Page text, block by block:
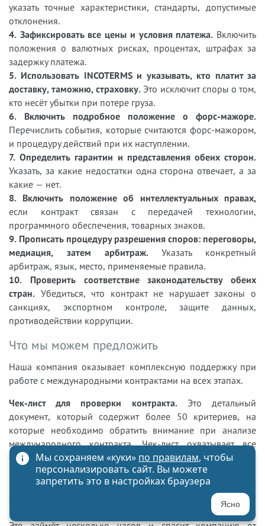
указать точные характеристики, стандарты, допустимые
отклонения.
4. Зафиксировать все цены и условия платежа. Включить
положения о валютных рисках, процентах, штрафах за
задержку платежа.
5. Использовать INCOTERMS и указывать, кто платит за
доставку, таможню, страховку. Это исключит споры о том,
кто несёт убытки при потере груза.
6. Включить подробное положение о форс-мажоре.
Перечислить события, которые считаются форс-мажором,
и процедуру действий при их наступлении.
7. Определить гарантии и представления обеих сторон.
Указать, за какие недостатки одна сторона отвечает, а за
какие — нет.
8. Включить положение об интеллектуальных правах,
если контракт связан с передачей технологии,
программного обеспечения, товарных знаков.
9. Прописать процедуру разрешения споров: переговоры,
медиация, затем арбитраж. Указать конкретный
арбитраж, язык, место, применяемые правила.
10. Проверить соответствие законодательству обеих
стран. Убедиться, что контракт не нарушает законы о
санкциях, экспортном контроле, защите данных,
противодействии коррупции.
Что мы можем предложить
Наша компания оказывает комплексную поддержку при
работе с международными контрактами на всех этапах.
Чек-лист для проверки контракта. Это детальный
документ, который содержит более 50 критериев, на
которые необходимо обратить внимание при анализе
международного контракта. Чек-лист охватывает все
основные риски: применимое право и юрисдикцию,
качество и гарантии, платежи и валютные риски, форс-
мажор и множество других вопросов. Вы можете
запросить чек-лист и самостоятельно проверить ваш
контракт, или мы можем провести такую проверку за вас.
Мы сохраняем «куки» по правилам, чтобы
персонализировать сайт. Вы можете
запретить это в настройках браузера
Ясно